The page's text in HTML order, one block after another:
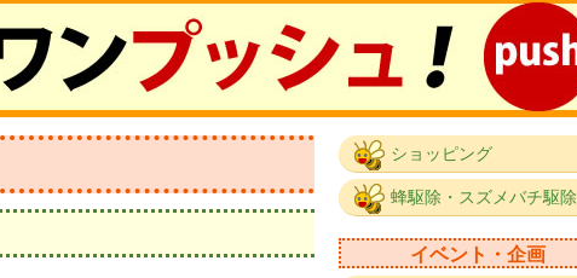
ショッピング
蜂駆除・スズメバチ駆除
イベント・企画